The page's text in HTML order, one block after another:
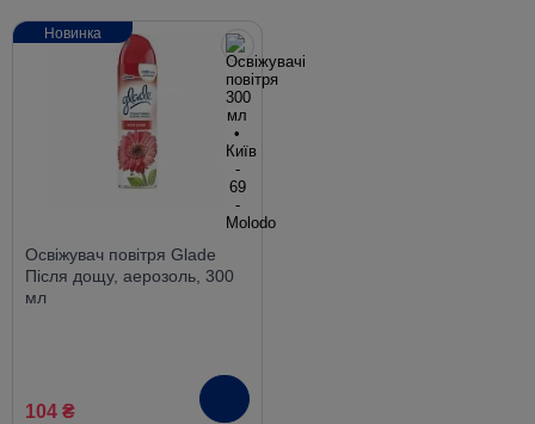
Освіжувач повітря Glade
Після дощу, аерозоль, 300
мл
104 ₴
Новинка